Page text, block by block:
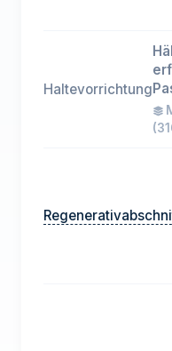
Haltevorrichtung